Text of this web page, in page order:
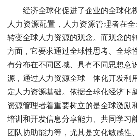
经济全球化促进了企业的全球化
人力资源配置，人力资源管理者在
转变全球人力资源的观念。而观念的
方面，它要求通过全球性思考、全球
有分布在不同区域、具有不同思想意
源，通过人力资源全球一体化开发利
定人力资源基础。依据全球化经济下
资源管理者着重要树立的是全球激励
培训和开发信息分享能力、共同学习
团队协助能力等，尤其是文化敏感性